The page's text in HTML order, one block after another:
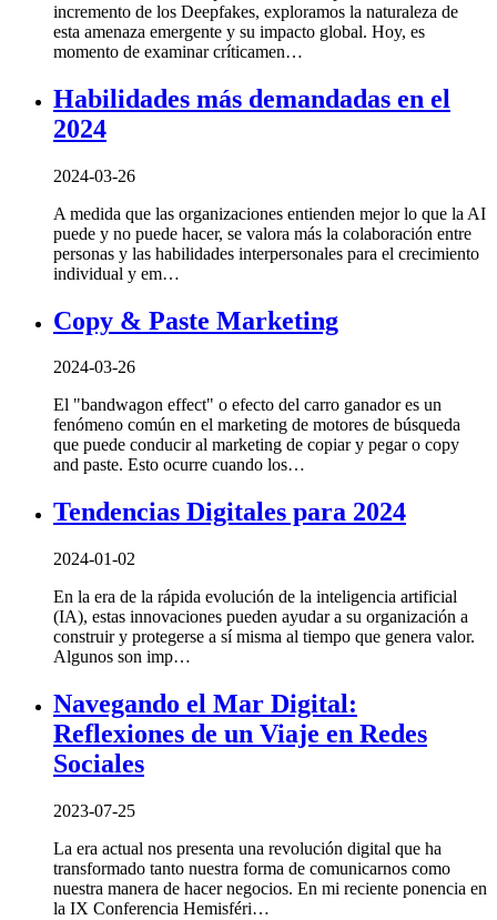
incremento de los Deepfakes, exploramos la naturaleza de
esta amenaza emergente y su impacto global. Hoy, es
momento de examinar críticamen…
Habilidades más demandadas en el
2024
2024-03-26
A medida que las organizaciones entienden mejor lo que la AI
puede y no puede hacer, se valora más la colaboración entre
personas y las habilidades interpersonales para el crecimiento
individual y em…
Copy & Paste Marketing
2024-03-26
El "bandwagon effect" o efecto del carro ganador es un
fenómeno común en el marketing de motores de búsqueda
que puede conducir al marketing de copiar y pegar o copy
and paste. Esto ocurre cuando los…
Tendencias Digitales para 2024
2024-01-02
En la era de la rápida evolución de la inteligencia artificial
(IA), estas innovaciones pueden ayudar a su organización a
construir y protegerse a sí misma al tiempo que genera valor.
Algunos son imp…
Navegando el Mar Digital:
Reflexiones de un Viaje en Redes
Sociales
2023-07-25
La era actual nos presenta una revolución digital que ha
transformado tanto nuestra forma de comunicarnos como
nuestra manera de hacer negocios. En mi reciente ponencia en
la IX Conferencia Hemisféri…